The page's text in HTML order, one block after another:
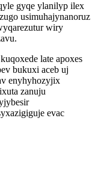
gyqe ylanilyp ilex
usimuhajynanoruz
wiry
late apoxes
bukuxi aceb uj
enyhyhozyjix
zanuju
evac